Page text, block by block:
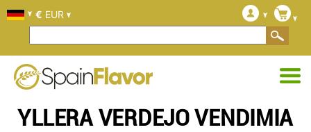
YLLERA VERDEJO VENDIMIA
€ EUR